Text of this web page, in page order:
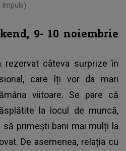
Impuls)
9- 10 noiembrie
rezervat câteva surprize în
care îți vor da mari
viitoare. Se pare că
la locul de muncă,
primești bani mai mulți la
De asemenea, relația cu